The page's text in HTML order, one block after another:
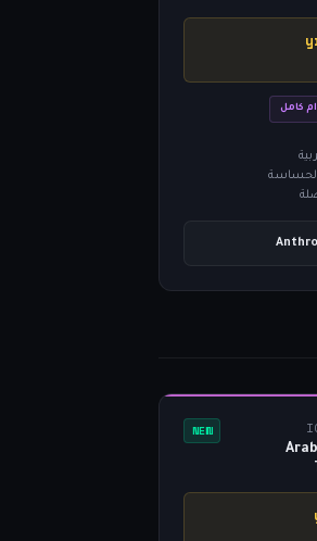
كامل
الحساسة
NEW